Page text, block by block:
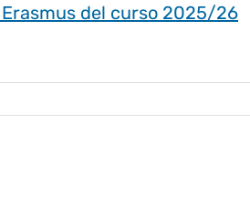
del curso 2025/26